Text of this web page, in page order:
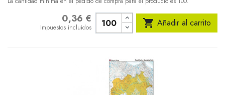
0,36 €
Impuestos incluidos  Añadir al carrito